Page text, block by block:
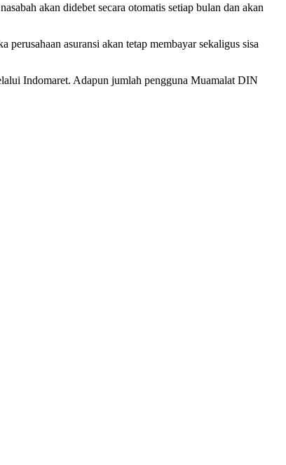
akan didebet secara otomatis setiap bulan dan akan
asuransi akan tetap membayar sekaligus sisa
Indomaret. Adapun jumlah pengguna Muamalat DIN